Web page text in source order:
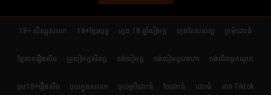
18+ សិស្សសាលា 18+ខ្មែរសុទ្ធ ក្មេង 18 ឆ្នាំបៀមក្ដ ក្មេងតែរបស់ល្អ ក្រមុំដោះធំ
ខ្មែរថតរឿងសិច គ្រូបៀមក្ដសិស្ស ចង់បៀមក្ដ ចង់បៀមក្តបងហា ចង់លិតអូកណូក
ចុម18+រឿងសិច ចុយក្នុងសាលា ចុយស្រីដោះធំ ចែដោះធំ ដោះធំ តារា Tiktok